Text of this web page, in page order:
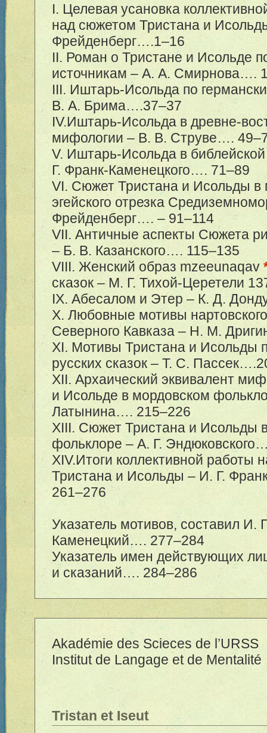
I. Целевая усановка
над сюжетом Тристана и
Фрейденберг….1–16
II. Роман о Тристане и Исольде
источникам – А. А. Смирнова….
III. Иштарь-Исольда по
В. А. Брима….37–37
IV.Иштарь-Исольда в древне-
мифологии – В. В. Струве….
V. Иштарь-Исольда в
Г. Франк-Каменецкого…. 71–89
VI. Сюжет Тристана и Исольды в
эгейского отрезка
Фрейденберг…. – 91–114
VII. Античные аспекты Сюжета
– Б. В. Казанского…. 115–135
VIII. Женский образ mzeeunaqav
сказок – М. Г. Тихой-Церетели 1
IX. Абесалом и Этер – К. Д.
X. Любовные мотивы
Северного Кавказа – Н. М.
XI. Мотивы Тристана и Исольды
русских сказок – Т. С. Пассек….2
XII. Архаический эквивалент
и Исольде в мордовском
Латынина…. 215–226
XIII. Сюжет Тристана и Исольды
фольклоре – А. Г.
XIV.Итоги коллективной работы
Тристана и Исольды – И. Г.
261–276
Указатель мотивов, составил И.
Каменецкий…. 277–284
Указатель имен действующих
и сказаний…. 284–286
Akadémie des Scieces de l’URSS
Institut de Langage et de Mentalité
Tristan et Iseut